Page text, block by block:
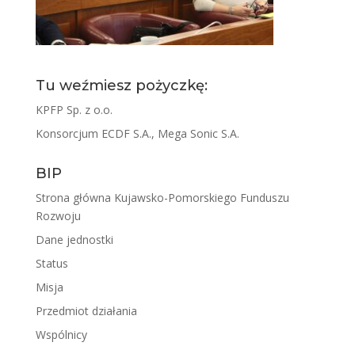
Tu weźmiesz pożyczkę:
KPFP Sp. z o.o.
Konsorcjum ECDF S.A., Mega Sonic S.A.
BIP
Strona główna Kujawsko-Pomorskiego Funduszu
Rozwoju
Dane jednostki
Status
Misja
Przedmiot działania
Wspólnicy